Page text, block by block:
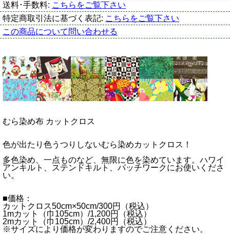
送料･手数料: こちらをご覧下さい
特定商取引法に基づく表記: こちらをご覧下さい
この商品について問い合わせる
むら染め布 カットクロス
色が出たり色うつりしないむら染めカットクロス！
多色染め、一点ものなど、無限に色を染めています。ハワイ
アンキルト、ステンドキルト、パッチワークにお使いくださ
い。
■価格：
カットクロス50cm×50cm/300円（税込）
1mカット（巾105cm）/1,200円（税込）
2mカット（巾105cm）/2,400円（税込）
※サイズにより価格が変わりますのでご注意ください。